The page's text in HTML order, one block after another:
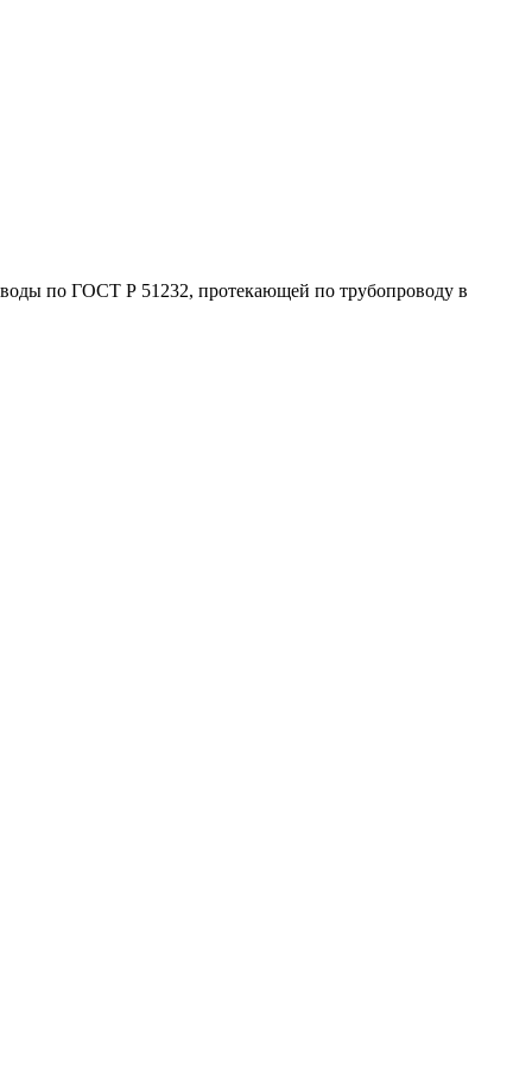
по ГОСТ Р 51232, протекающей по трубопроводу в